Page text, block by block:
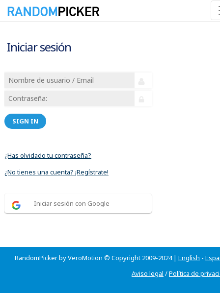
Iniciar sesión
SIGN IN
¿Has olvidado tu contraseña?
¿No tienes una cuenta? ¡Regístrate!
Iniciar sesión con Google
RandomPicker by VeroMotion © Copyright 2009-2024 | English -
Aviso legal /Política de